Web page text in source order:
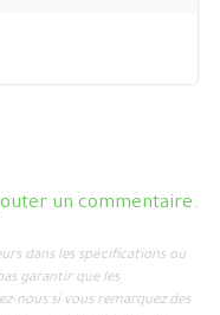
un commentaire.
dans les spécifications ou
garantir que les
nous si vous remarquez des